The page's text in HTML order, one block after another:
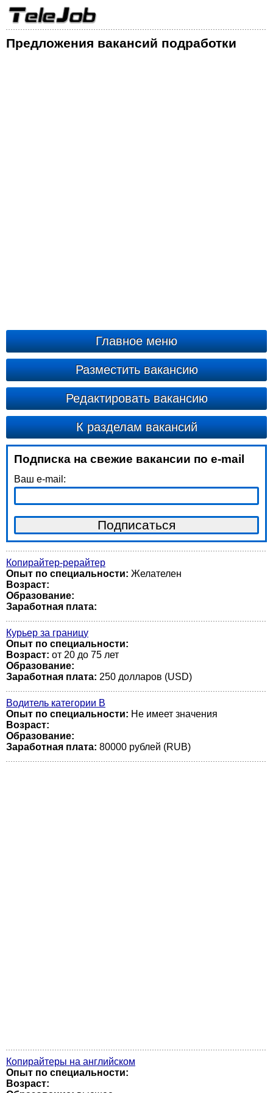
Предложения вакансий подработки
Главное меню
Разместить вакансию
Редактировать вакансию
К разделам вакансий
Подписка на свежие вакансии по e-mail
Ваш e-mail:
Копирайтер-рерайтер
Опыт по специальности: Желателен
Возраст:
Образование:
Заработная плата:
Курьер за границу
Опыт по специальности:
Возраст: от 20 до 75 лет
Образование:
Заработная плата: 250 долларов (USD)
Водитель категории В
Опыт по специальности: Не имеет значения
Возраст:
Образование:
Заработная плата: 80000 рублей (RUB)
Копирайтеры на английском
Опыт по специальности:
Возраст: